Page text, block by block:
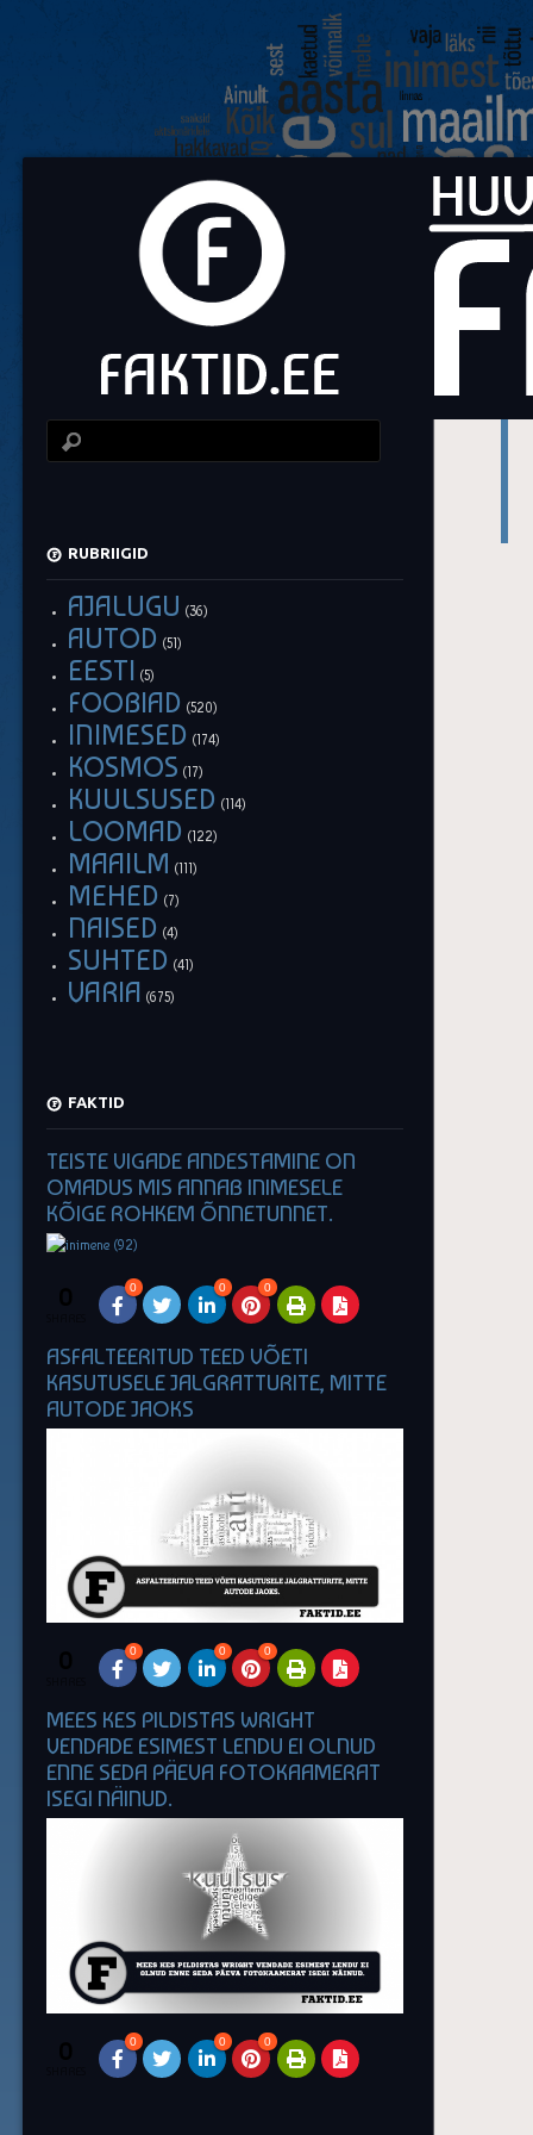
RUBRIIGID
AJALUGU (36)
AUTOD (51)
EESTI (5)
FOOBIAD (520)
INIMESED (174)
KOSMOS (17)
KUULSUSED (114)
LOOMAD (122)
MAAILM (111)
MEHED (7)
NAISED (4)
SUHTED (41)
VARIA (675)
FAKTID
TEISTE VIGADE ANDESTAMINE ON
OMADUS MIS ANNAB INIMESELE
KÕIGE ROHKEM ÕNNETUNNET.
0 0 0 0
ASFALTEERITUD TEED VÕETI
KASUTUSELE JALGRATTURITE, MITTE
AUTODE JAOKS
0 0 0 0
MEES KES PILDISTAS WRIGHT
VENDADE ESIMEST LENDU EI OLNUD
ENNE SEDA PÄEVA FOTOKAAMERAT
ISEGI NÄINUD.
0 0 0 0